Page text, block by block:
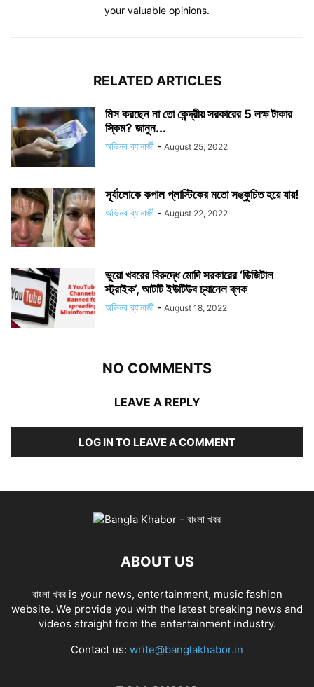
your valuable opinions.
RELATED ARTICLES
মিস করছেন না তো কেন্দ্রীয় সরকারের 5 লক্ষ টাকার
স্কিম? জানুন...
অভিনব ব্যানার্জী - August 25, 2022
সূর্যালোকে কপাল প্লাস্টিকের মতো সঙ্কুচিত হয়ে যায়!
অভিনব ব্যানার্জী - August 22, 2022
ভুয়ো খবরের বিরুদ্ধে মোদি সরকারের ‘ডিজিটাল
স্ট্রাইক’, আটটি ইউটিউব চ্যানেল ব্লক
অভিনব ব্যানার্জী - August 18, 2022
NO COMMENTS
LEAVE A REPLY
LOG IN TO LEAVE A COMMENT
ABOUT US
বাংলা খবর is your news, entertainment, music fashion
website. We provide you with the latest breaking news and
videos straight from the entertainment industry.
Contact us: write@banglakhabor.in